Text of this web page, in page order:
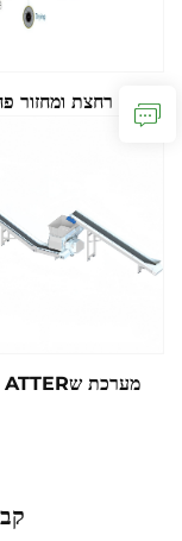
קו רחצת ומחזור
מערכת שATTER ומחטט